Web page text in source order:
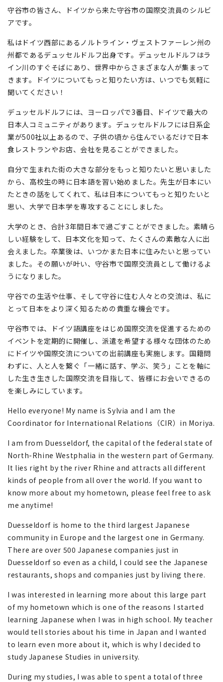
守谷市の皆さん、ドイツから来た守谷市の国際交流員のシルビ
アです。
私はドイツ西部にあるノルトライン・ヴェストファーレン州の
州都であるデュッセルドルフ出身です。デュッセルドルフはラ
イン川のすぐそばにあり、世界中からさまざまな人が集まって
きます。ドイツについてもっと知りたい方は、いつでも気軽に
聞いてください！
デュッセルドルフには、ヨーロッパで3番目、ドイツで最大の
日本人コミュニティがあります。デュッセルドルフには日系企
業が500社以上あるので、子供の頃から住んでいるだけで日本
食レストランやお店、会社を見ることができました。
自分で生まれた街の大きな部分をもっと知りたいと思いました
から、高校生の時に日本語を習い始めました。先生が日本にい
たときの話をしてくれて、私は日本についてもっと知りたいと
思い、大学で日本学を専攻することにしました。
大学のとき、合計3年間日本で過ごすことができました。素晴ら
しい経験をして、日本文化を知って、たくさんの素敵な人に出
会えました。卒業後は、いつかまた日本に住みたいと思ってい
ました。その願いが叶い、守谷市で国際交流員として働けるよ
うになりました。
守谷での生活や仕事、そして守谷に住む人々との交流は、私に
とって日本をより深く知るための貴重な機会です。
守谷市では、ドイツ語講座をはじめ国際交流を促進するための
イベントを定期的に開催し、派遣を希望する様々な団体のため
にドイツや国際交流についての出前講座も実施します。国籍問
わずに、人と人を繋ぐ「一緒に話す、学ぶ、笑う」ことを軸に
した生き生きした国際交流を目指して、皆様にお会いできるの
を楽しみにしています。
Hello everyone! My name is Sylvia and I am the
Coordinator for International Relations（CIR）in Moriya.
I am from Duesseldorf, the capital of the federal state of
North-Rhine Westphalia in the western part of Germany.
It lies right by the river Rhine and attracts all different
kinds of people from all over the world. If you want to
know more about my hometown, please feel free to ask
me anytime!
Duesseldorf is home to the third largest Japanese
community in Europe and the largest one in Germany.
There are over 500 Japanese companies just in
Duesseldorf so even as a child, I could see the Japanese
restaurants, shops and companies just by living there.
I was interested in learning more about this large part
of my hometown which is one of the reasons I started
learning Japanese when I was in high school. My teacher
would tell stories about his time in Japan and I wanted
to learn even more about it, which is why I decided to
study Japanese Studies in university.
During my studies, I was able to spent a total of three